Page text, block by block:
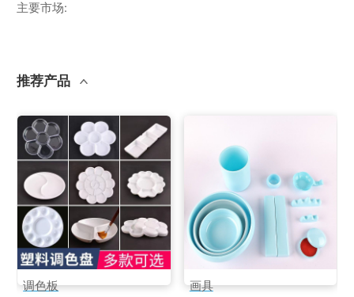
主要市场:
推荐产品
调色板 画具